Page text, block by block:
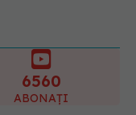
6560
ABONAȚI